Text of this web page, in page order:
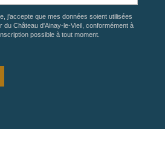
j'accepte que mes données soient utilisées
du Château d'Ainay-le-Vieil, conformément à
possible à tout moment.